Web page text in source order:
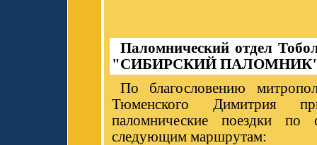
Паломнический отдел
"СИБИРСКИЙ
По благословению
Тюменского Димитрия
паломнические поездки
следующим маршрутам: